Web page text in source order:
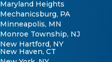
Maryland Heights
Mechanicsburg, PA
Minneapolis, MN
Monroe Township, NJ
New Hartford, NY
New Haven, CT